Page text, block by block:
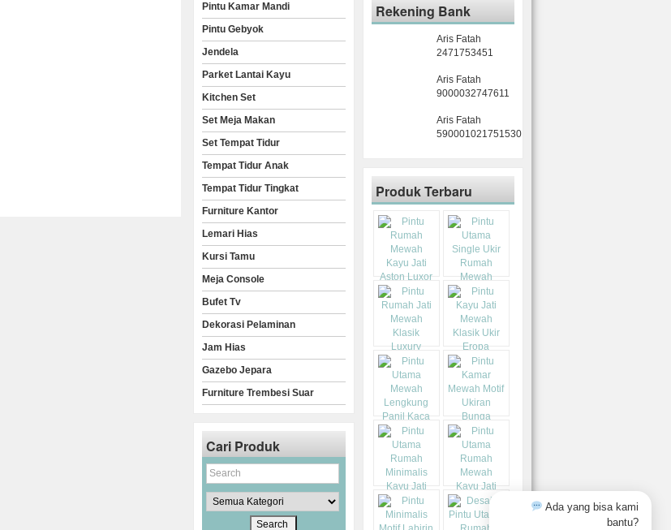
Pintu Kamar Mandi
Pintu Gebyok
Jendela
Parket Lantai Kayu
Kitchen Set
Set Meja Makan
Set Tempat Tidur
Tempat Tidur Anak
Tempat Tidur Tingkat
Furniture Kantor
Lemari Hias
Kursi Tamu
Meja Console
Bufet Tv
Dekorasi Pelaminan
Jam Hias
Gazebo Jepara
Furniture Trembesi Suar
Cari Produk
Rekening Bank
Aris Fatah
2471753451
Aris Fatah
9000032747611
Aris Fatah
590001021751530
Produk Terbaru
Ada yang bisa kami
bantu?